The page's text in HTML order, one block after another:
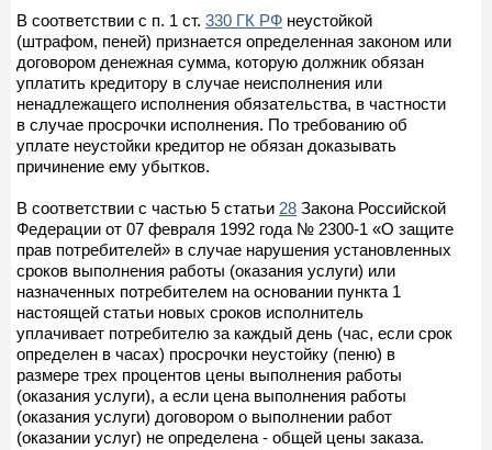
В соответствии с п. 1 ст. 330 ГК РФ неустойкой
(штрафом, пеней) признается определенная законом или
договором денежная сумма, которую должник обязан
уплатить кредитору в случае неисполнения или
ненадлежащего исполнения обязательства, в частности
в случае просрочки исполнения. По требованию об
уплате неустойки кредитор не обязан доказывать
причинение ему убытков.
В соответствии с частью 5 статьи 28 Закона Российской
Федерации от 07 февраля 1992 года № 2300-1 «О защите
прав потребителей» в случае нарушения установленных
сроков выполнения работы (оказания услуги) или
назначенных потребителем на основании пункта 1
настоящей статьи новых сроков исполнитель
уплачивает потребителю за каждый день (час, если срок
определен в часах) просрочки неустойку (пеню) в
размере трех процентов цены выполнения работы
(оказания услуги), а если цена выполнения работы
(оказания услуги) договором о выполнении работ
(оказании услуг) не определена - общей цены заказа.